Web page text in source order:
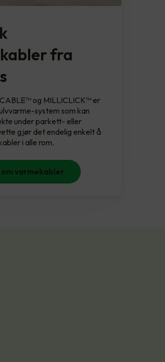
fra
og MILLICLICK™ er
system som kan
under parkett- eller
gjør det endelig enkelt å
i alle rom.
om varmekabler